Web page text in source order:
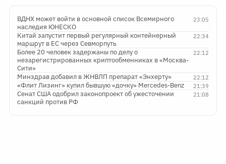
23:05
ВДНХ может войти в основной список Всемирного
наследия ЮНЕСКО
22:34
Китай запустит первый регулярный контейнерный
маршрут в ЕС через Севморпуть
22:12
Более 20 человек задержаны по делу о
незарегистрированных криптообменниках в «Москва-
Сити»
22:12
Минздрав добавил в ЖНВЛП препарат «Энхерту»
21:39
«Флит Лизинг» купил бывшую «дочку» Mercedes-Benz
21:08
Сенат США одобрил законопроект об ужесточении
санкций против РФ